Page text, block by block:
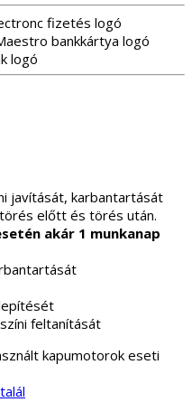
javítását, karbantartását
előtt és törés után.
akár 1 munkanap
feltanítását
kapumotorok eseti